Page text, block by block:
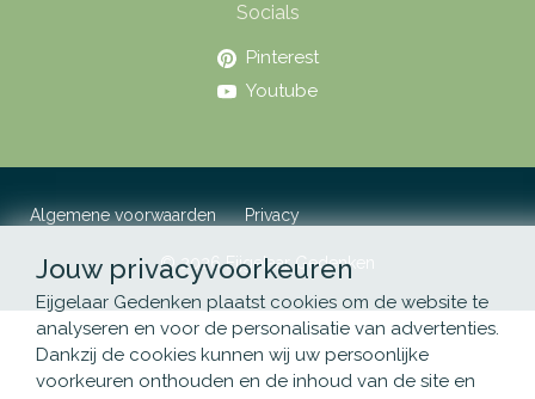
Socials
Pinterest
Youtube
Algemene voorwaarden Privacy
© 2026 Eijgelaar Gedenken
Jouw privacyvoorkeuren
Eijgelaar Gedenken plaatst cookies om de website te
analyseren en voor de personalisatie van advertenties.
Dankzij de cookies kunnen wij uw persoonlijke
voorkeuren onthouden en de inhoud van de site en